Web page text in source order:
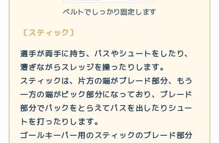
ベルトでしっかり固定します
〔スティック〕
選手が両手に持ち、パスやシュートをしたり、
漕ぎながらスレッジを操ったりします。
スティックは、片方の端がブレード部分、もう
一方の端がピック部分になっており、ブレード
部分でパックをとらえてパスを出したりシュー
トを打ったりします。
ゴールキーパー用のスティックのブレード部分